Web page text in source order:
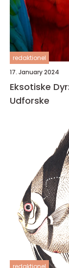
redaktionel
17. January 2024
Eksotiske
Udforske